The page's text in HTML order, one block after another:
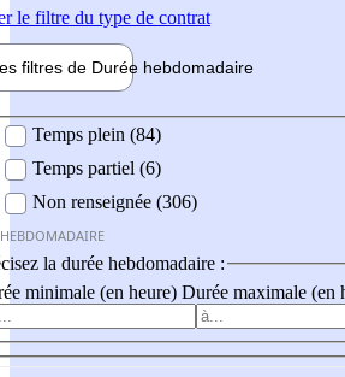
le filtre du type de contrat
filtres de Durée hebdomadaire
Temps plein (84)
Temps partiel (6)
Non renseignée (306)
la durée hebdomadaire :
minimale (en heure) Durée maximale (en